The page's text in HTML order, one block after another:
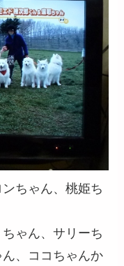
ちゃん、桃姫ち
ゃん、サリーち
、ココちゃんか